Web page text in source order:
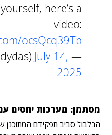
here’s a
video:
ocsQcq39Tb
— Deedy (@deedydas)
July 14,
2025
מסתמן: מערכות יחסים
הבלבול סביב תפקידם המתוכנן